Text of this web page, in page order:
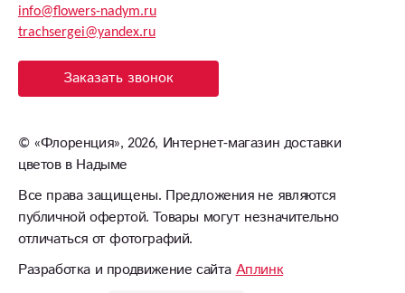
info@flowers-nadym.ru
trachsergei@yandex.ru
Заказать звонок
© «Флоренция», 2026, Интернет-магазин доставки
цветов в Надыме
Все права защищены. Предложения не являются
публичной офертой. Товары могут незначительно
отличаться от фотографий.
Разработка и продвижение сайтаАплинк